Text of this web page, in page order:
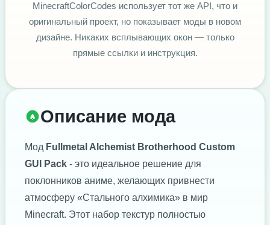
MinecraftColorCodes использует тот же API, что и
оригинальный проект, но показывает моды в новом
дизайне. Никаких всплывающих окон — только
прямые ссылки и инструкция.
Описание мода
Мод Fullmetal Alchemist Brotherhood Custom
GUI Pack - это идеальное решение для
поклонников аниме, желающих привнести
атмосферу «Стального алхимика» в мир
Minecraft. Этот набор текстур полностью